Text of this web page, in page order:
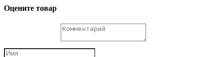
Оцените товар